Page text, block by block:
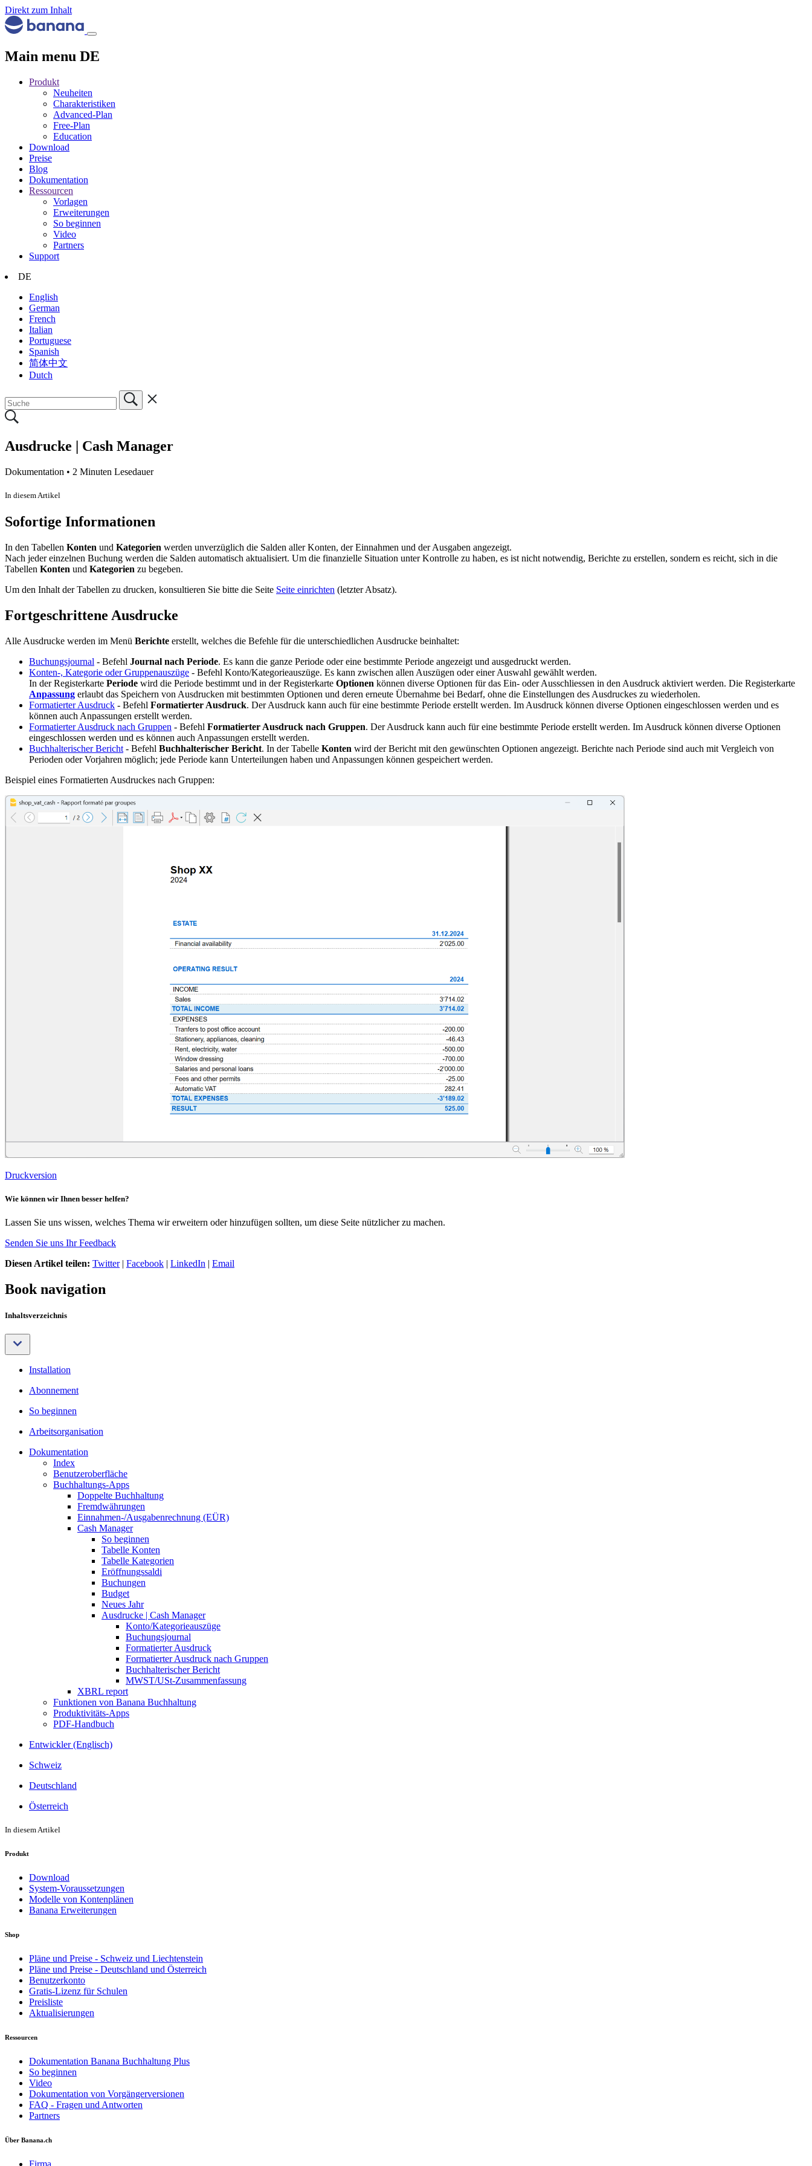
Direkt zum Inhalt
Main menu DE
Produkt
Neuheiten
Charakteristiken
Advanced-Plan
Free-Plan
Education
Download
Preise
Blog
Dokumentation
Ressourcen
Vorlagen
Erweiterungen
So beginnen
Video
Partners
Support
DE
English
German
French
Italian
Portuguese
Spanish
简体中文
Dutch
Ausdrucke | Cash Manager
Dokumentation • 2 Minuten Lesedauer
In diesem Artikel
Sofortige Informationen
In den Tabellen Konten und Kategorien werden unverzüglich die Salden aller Konten, der Einnahmen und der Ausgaben angezeigt.
Nach jeder einzelnen Buchung werden die Salden automatisch aktualisiert. Um die finanzielle Situation unter Kontrolle zu haben, es ist nicht notwendig, Berichte zu erstellen, sondern es reicht, sich in die
Tabellen Konten und Kategorien zu begeben.
Um den Inhalt der Tabellen zu drucken, konsultieren Sie bitte die Seite Seite einrichten (letzter Absatz).
Fortgeschrittene Ausdrucke
Alle Ausdrucke werden im Menü Berichte erstellt, welches die Befehle für die unterschiedlichen Ausdrucke beinhaltet:
Buchungsjournal - Befehl Journal nach Periode. Es kann die ganze Periode oder eine bestimmte Periode angezeigt und ausgedruckt werden.
Konten-, Kategorie oder Gruppenauszüge - Befehl Konto/Kategorieauszüge. Es kann zwischen allen Auszügen oder einer Auswahl gewählt werden.
In der Registerkarte Periode wird die Periode bestimmt und in der Registerkarte Optionen können diverse Optionen für das Ein- oder Ausschliessen in den Ausdruck aktiviert werden. Die Registerkarte
Anpassung erlaubt das Speichern von Ausdrucken mit bestimmten Optionen und deren erneute Übernahme bei Bedarf, ohne die Einstellungen des Ausdruckes zu wiederholen.
Formatierter Ausdruck - Befehl Formatierter Ausdruck. Der Ausdruck kann auch für eine bestimmte Periode erstellt werden. Im Ausdruck können diverse Optionen eingeschlossen werden und es
können auch Anpassungen erstellt werden.
Formatierter Ausdruck nach Gruppen - Befehl Formatierter Ausdruck nach Gruppen. Der Ausdruck kann auch für eine bestimmte Periode erstellt werden. Im Ausdruck können diverse Optionen
eingeschlossen werden und es können auch Anpassungen erstellt werden.
Buchhalterischer Bericht - Befehl Buchhalterischer Bericht. In der Tabelle Konten wird der Bericht mit den gewünschten Optionen angezeigt. Berichte nach Periode sind auch mit Vergleich von
Perioden oder Vorjahren möglich; jede Periode kann Unterteilungen haben und Anpassungen können gespeichert werden.
Beispiel eines Formatierten Ausdruckes nach Gruppen:
Druckversion
Wie können wir Ihnen besser helfen?
Lassen Sie uns wissen, welches Thema wir erweitern oder hinzufügen sollten, um diese Seite nützlicher zu machen.
Senden Sie uns Ihr Feedback
Diesen Artikel teilen: Twitter| Facebook | LinkedIn | Email
Book navigation
Inhaltsverzeichnis
Installation
Abonnement
So beginnen
Arbeitsorganisation
Dokumentation
Index
Benutzeroberfläche
Buchhaltungs-Apps
Doppelte Buchhaltung
Fremdwährungen
Einnahmen-/Ausgabenrechnung (EÜR)
Cash Manager
So beginnen
Tabelle Konten
Tabelle Kategorien
Eröffnungssaldi
Buchungen
Budget
Neues Jahr
Ausdrucke | Cash Manager
Konto/Kategorieauszüge
Buchungsjournal
Formatierter Ausdruck
Formatierter Ausdruck nach Gruppen
Buchhalterischer Bericht
MWST/USt-Zusammenfassung
XBRL report
Funktionen von Banana Buchhaltung
Produktivitäts-Apps
PDF-Handbuch
Entwickler (Englisch)
Schweiz
Deutschland
Österreich
In diesem Artikel
Produkt
Download
System-Voraussetzungen
Modelle von Kontenplänen
Banana Erweiterungen
Shop
Pläne und Preise - Schweiz und Liechtenstein
Pläne und Preise - Deutschland und Österreich
Benutzerkonto
Gratis-Lizenz für Schulen
Preisliste
Aktualisierungen
Ressourcen
Dokumentation Banana Buchhaltung Plus
So beginnen
Video
Dokumentation von Vorgängerversionen
FAQ - Fragen und Antworten
Partners
Über Banana.ch